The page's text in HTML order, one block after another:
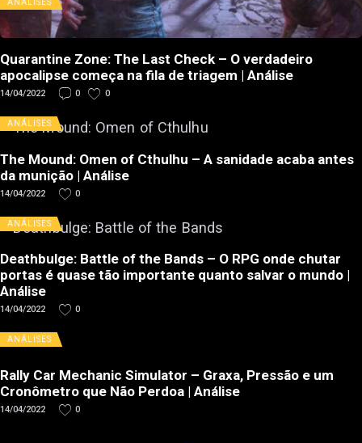
Quarantine Zone: The Last Check – O verdadeiro
apocalipse começa na fila de triagem | Análise
14/04/2022 0 0
ANÁLISES
The Mound: Omen of Cthulhu – A sanidade acaba antes
da munição | Análise
14/04/2022 0
ANÁLISES
Deathbulge: Battle of the Bands – O RPG onde chutar
portas é quase tão importante quanto salvar o mundo |
Análise
14/04/2022 0
ANÁLISES
Rally Car Mechanic Simulator – Graxa, Pressão e um
Cronômetro que Não Perdoa | Análise
14/04/2022 0